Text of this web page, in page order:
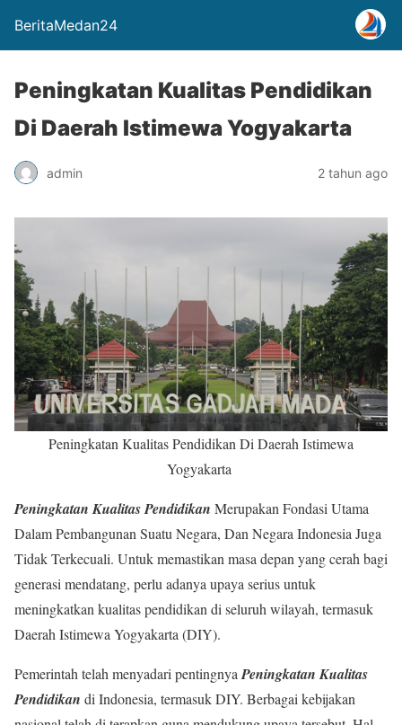
BeritaMedan24
Peningkatan Kualitas Pendidikan
Di Daerah Istimewa Yogyakarta
admin 2 tahun ago
Peningkatan Kualitas Pendidikan Di Daerah Istimewa
Yogyakarta
Peningkatan Kualitas Pendidikan Merupakan Fondasi Utama
Dalam Pembangunan Suatu Negara, Dan Negara Indonesia Juga
Tidak Terkecuali. Untuk memastikan masa depan yang cerah bagi
generasi mendatang, perlu adanya upaya serius untuk
meningkatkan kualitas pendidikan di seluruh wilayah, termasuk
Daerah Istimewa Yogyakarta (DIY).
Pemerintah telah menyadari pentingnya Peningkatan Kualitas
Pendidikan di Indonesia, termasuk DIY. Berbagai kebijakan